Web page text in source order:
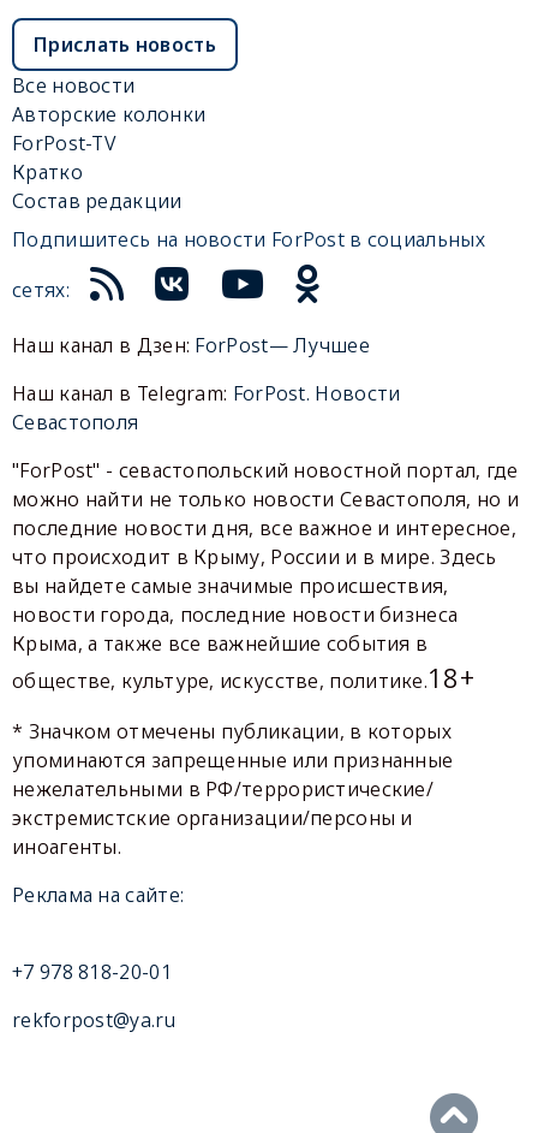
Прислать новость
Все новости
Авторские колонки
ForPost-TV
Кратко
Состав редакции
Подпишитесь на новости ForPost в социальных
сетях:
Наш канал в Дзен: ForPost— Лучшее
Наш канал в Telegram: ForPost. Новости
Севастополя
"ForPost" - севастопольский новостной портал, где
можно найти не только новости Севастополя, но и
последние новости дня, все важное и интересное,
что происходит в Крыму, России и в мире. Здесь
вы найдете самые значимые происшествия,
новости города, последние новости бизнеса
Крыма, а также все важнейшие события в
обществе, культуре, искусстве, политике.18+
* Значком отмечены публикации, в которых
упоминаются запрещенные или признанные
нежелательными в РФ/террористические/
экстремистские организации/персоны и
иноагенты.
Реклама на сайте:
+7 978 818-20-01
rekforpost@ya.ru